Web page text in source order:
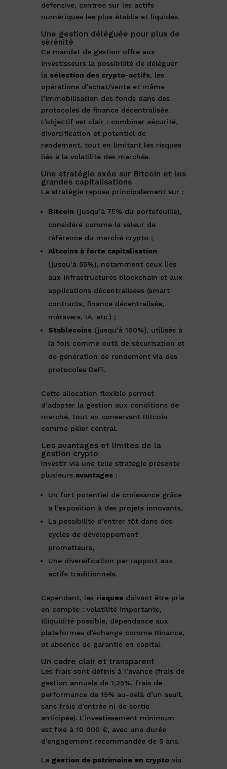
défensive, centrée sur les actifs
numériques les plus établis et liquides.
Une gestion déléguée pour plus de
sérénité
Ce mandat de gestion offre aux
investisseurs la possibilité de déléguer
la sélection des crypto-actifs, les
opérations d’achat/vente et même
l’immobilisation des fonds dans des
protocoles de finance décentralisée.
L’objectif est clair : combiner sécurité,
diversification et potentiel de
rendement, tout en limitant les risques
liés à la volatilité des marchés.
Une stratégie axée sur Bitcoin et les
grandes capitalisations
La stratégie repose principalement sur :
Bitcoin (jusqu’à 75% du portefeuille),
considéré comme la valeur de
référence du marché crypto ;
Altcoins à forte capitalisation
(jusqu’à 55%), notamment ceux liés
aux infrastructures blockchain et aux
applications décentralisées (smart
contracts, finance décentralisée,
métavers, IA, etc.) ;
Stablecoins(jusqu’à 100%), utilisés à
la fois comme outil de sécurisation et
de génération de rendement via des
protocoles DeFi.
Cette allocation flexible permet
d’adapter la gestion aux conditions de
marché, tout en conservant Bitcoin
comme pilier central.
Les avantages et limites de la
gestion crypto
Investir via une telle stratégie présente
plusieurs avantages:
Un fort potentiel de croissance grâce
à l’exposition à des projets innovants,
La possibilité d’entrer tôt dans des
cycles de développement
prometteurs,
Une diversification par rapport aux
actifs traditionnels.
Cependant, les risquesdoivent être pris
en compte : volatilité importante,
illiquidité possible, dépendance aux
plateformes d’échange comme Binance,
et absence de garantie en capital.
Un cadre clair et transparent
Les frais sont définis à l’avance (frais de
gestion annuels de 1,25%, frais de
performance de 15% au-delà d’un seuil,
sans frais d’entrée ni de sortie
anticipée). L’investissement minimum
est fixé à 10 000 €, avec une durée
d’engagement recommandée de 5 ans.
La gestion de patrimoine en cryptovia